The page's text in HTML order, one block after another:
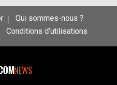
Qui sommes-nous ?
Conditions d’utilisations
NEWS